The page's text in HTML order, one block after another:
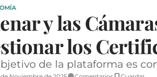
y las
los
de la plataforma es